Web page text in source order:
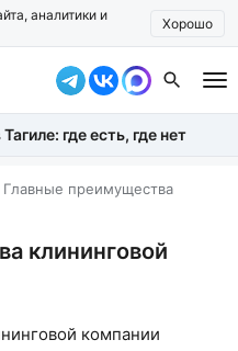
аналитики и
Хорошо
где есть, где нет
Главные преимущества
клининговой